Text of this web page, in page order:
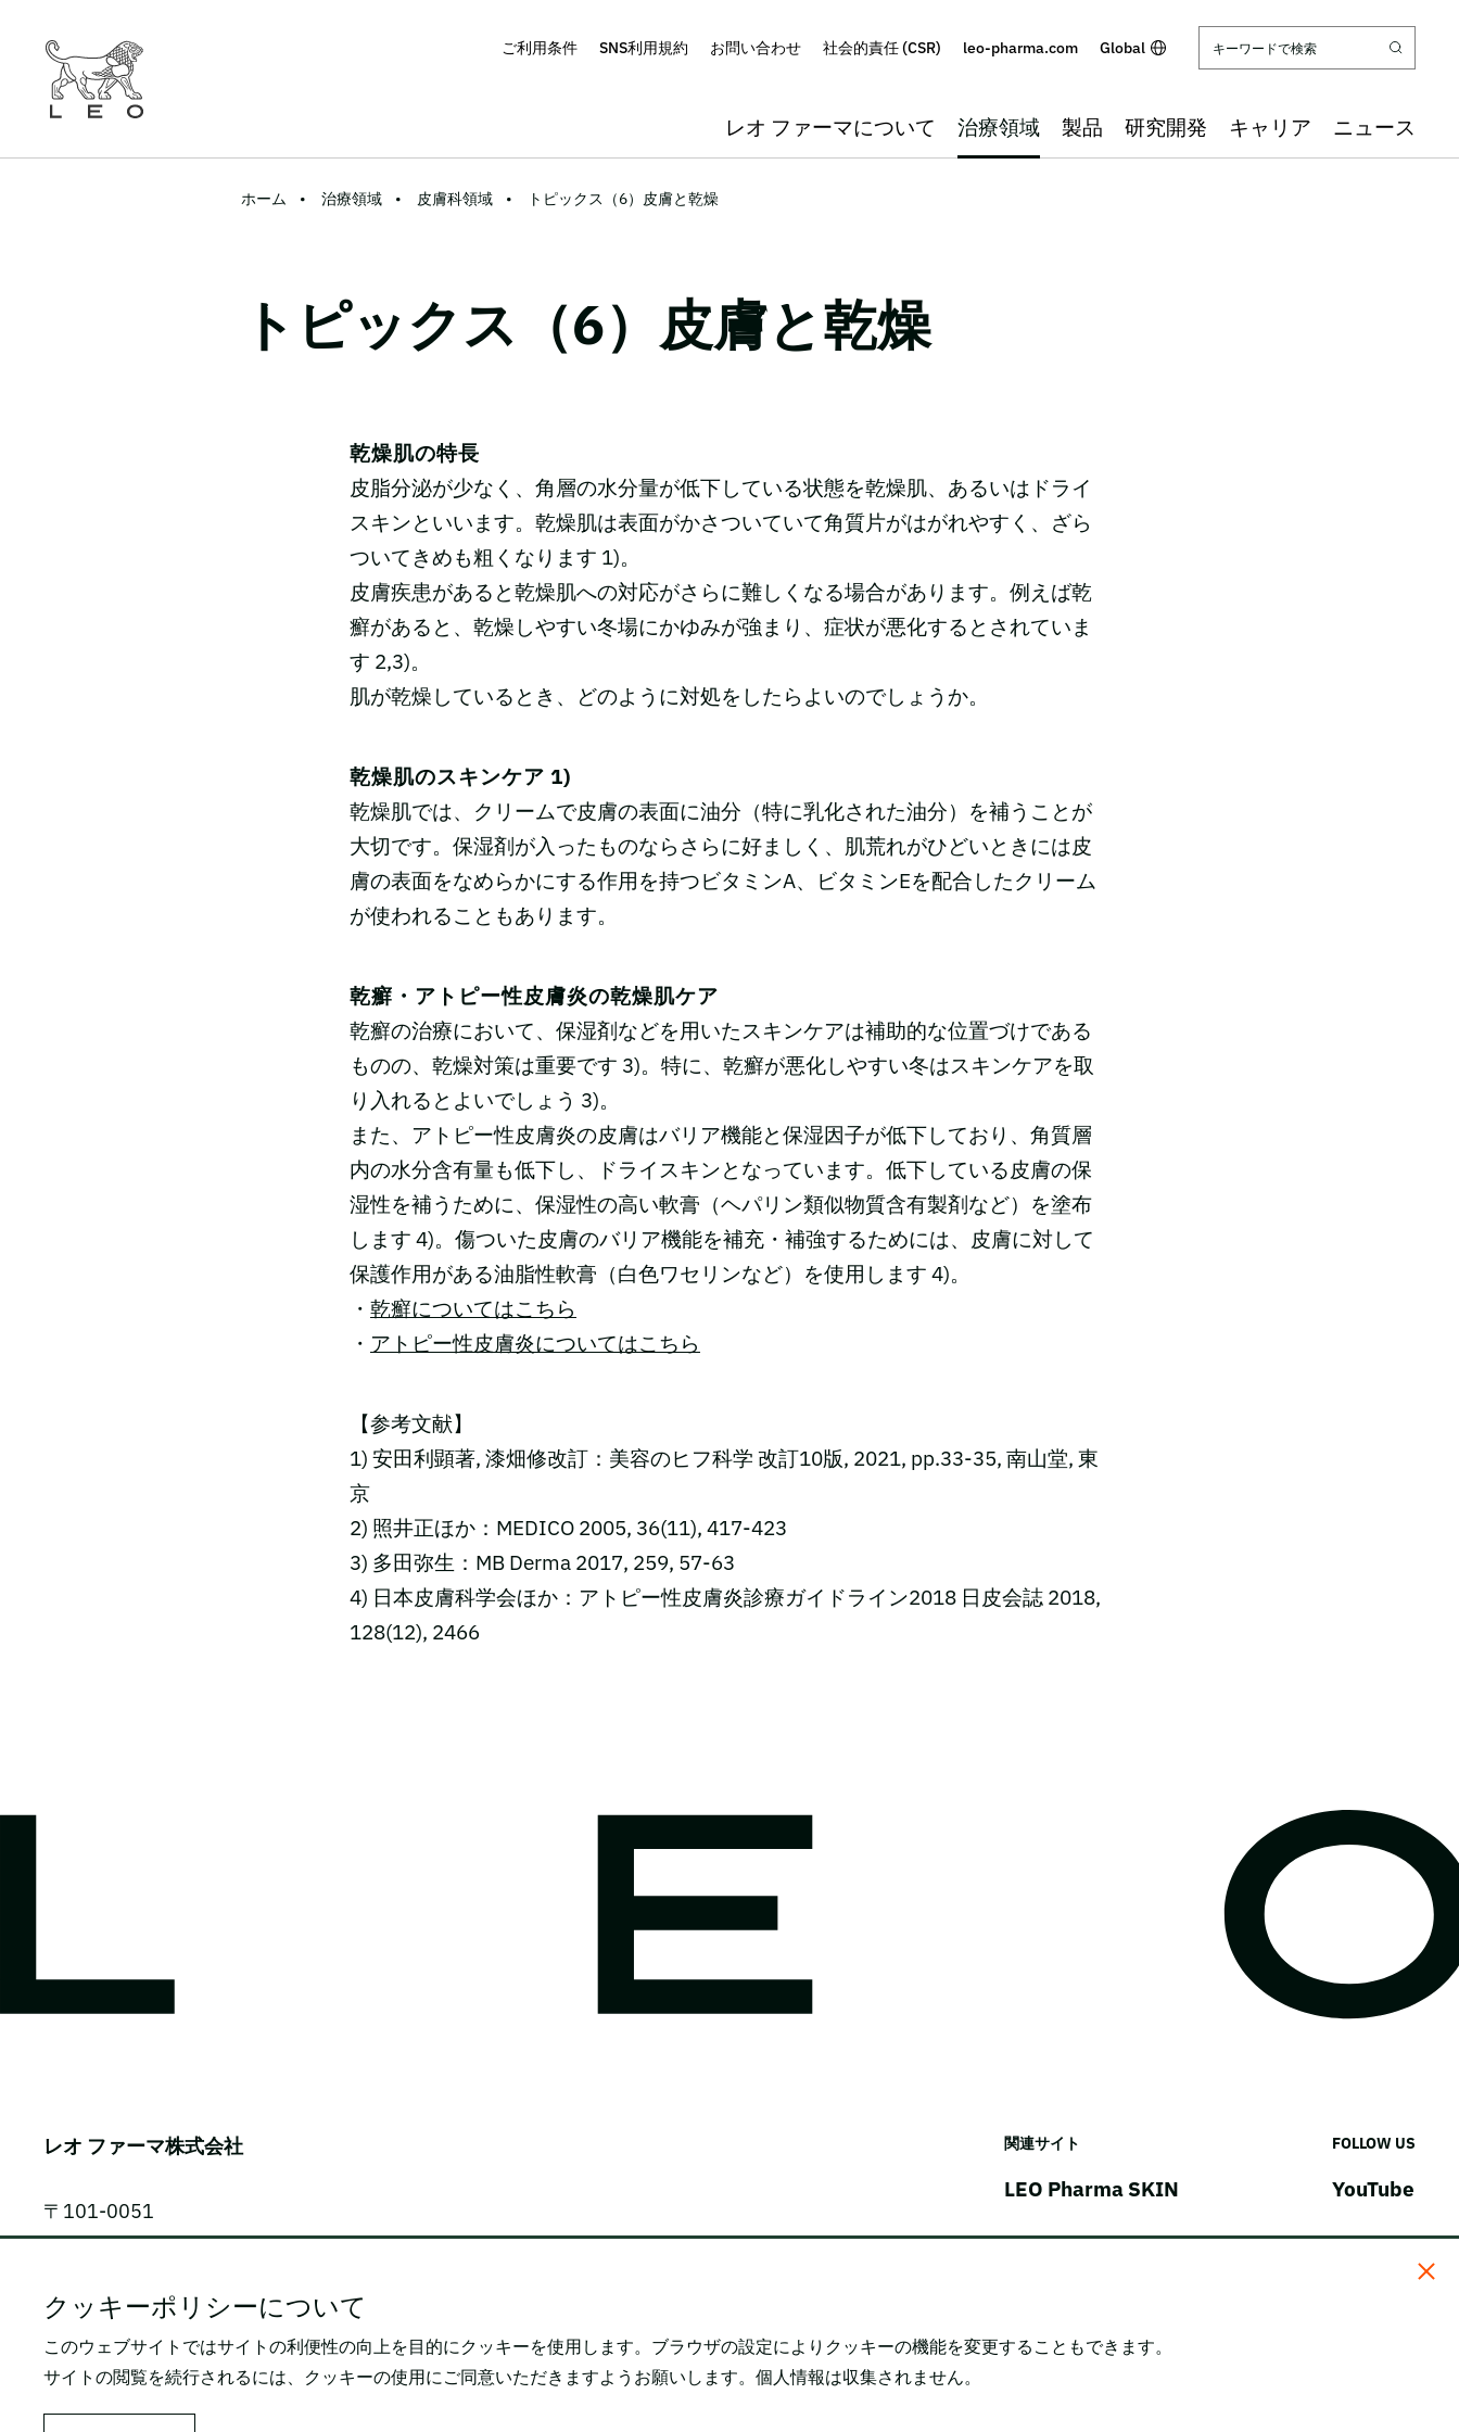
ご利用条件 SNS利用規約 お問い合わせ 社会的責任 (CSR) leo-pharma.com Global
レオ ファーマについて 治療領域 製品 研究開発 キャリア ニュース
ホーム 治療領域 皮膚科領域 トピックス（6）皮膚と乾燥
トピックス（6）皮膚と乾燥
乾燥肌の特長
皮脂分泌が少なく、角層の水分量が低下している状態を乾燥肌、あるいはドライ
スキンといいます。乾燥肌は表面がかさついていて角質片がはがれやすく、ざら
ついてきめも粗くなります 1)。
皮膚疾患があると乾燥肌への対応がさらに難しくなる場合があります。例えば乾
癬があると、乾燥しやすい冬場にかゆみが強まり、症状が悪化するとされていま
す 2,3)。
肌が乾燥しているとき、どのように対処をしたらよいのでしょうか。
乾燥肌のスキンケア 1)
乾燥肌では、クリームで皮膚の表面に油分（特に乳化された油分）を補うことが
大切です。保湿剤が入ったものならさらに好ましく、肌荒れがひどいときには皮
膚の表面をなめらかにする作用を持つビタミンA、ビタミンEを配合したクリーム
が使われることもあります。
乾癬・アトピー性皮膚炎の乾燥肌ケア
乾癬の治療において、保湿剤などを用いたスキンケアは補助的な位置づけである
ものの、乾燥対策は重要です 3)。特に、乾癬が悪化しやすい冬はスキンケアを取
り入れるとよいでしょう 3)。
また、アトピー性皮膚炎の皮膚はバリア機能と保湿因子が低下しており、角質層
内の水分含有量も低下し、ドライスキンとなっています。低下している皮膚の保
湿性を補うために、保湿性の高い軟膏（ヘパリン類似物質含有製剤など）を塗布
します 4)。傷ついた皮膚のバリア機能を補充・補強するためには、皮膚に対して
保護作用がある油脂性軟膏（白色ワセリンなど）を使用します 4)。
・ 乾癬についてはこちら
・ アトピー性皮膚炎についてはこちら
【参考文献】
1) 安田利顕著, 漆畑修改訂：美容のヒフ科学 改訂10版, 2021, pp.33-35, 南山堂, 東
京
2) 照井正ほか：MEDICO 2005, 36(11), 417-423
3) 多田弥生：MB Derma 2017, 259, 57-63
4) 日本皮膚科学会ほか：アトピー性皮膚炎診療ガイドライン2018 日皮会誌 2018,
128(12), 2466
レオ ファーマ株式会社
〒101-0051
東京都千代田区神田神保町1-105
電話番号: 03-5809-2468（代表）
FAX番号: 03-3259-0150
関連サイト
LEO Pharma SKIN
FOLLOW US
YouTube
クッキーポリシーについて
このウェブサイトではサイトの利便性の向上を目的にクッキーを使用します。ブラウザの設定によりクッキーの機能を変更することもできます。
サイトの閲覧を続行されるには、クッキーの使用にご同意いただきますようお願いします。個人情報は収集されません。